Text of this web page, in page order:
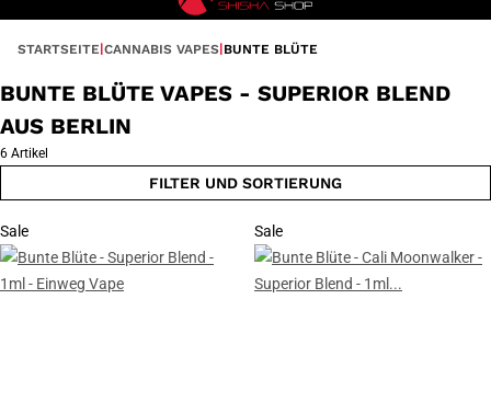
STARTSEITE CANNABIS VAPES BUNTE BLÜTE
Sale Sale
BUNTE BLÜTE VAPES - SUPERIOR BLEND
AUS BERLIN
6 Artikel
FILTER UND SORTIERUNG